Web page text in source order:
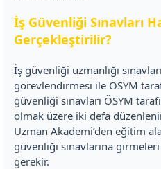
İş Güvenliği Sınavları
Gerçekleştirilir?
İş güvenliği uzmanlığı
görevlendirmesi ile ÖSYM
güvenliği sınavları ÖSYM
olmak üzere iki defa
Uzman Akademi’den eğitim
güvenliği sınavlarına
gerekir.